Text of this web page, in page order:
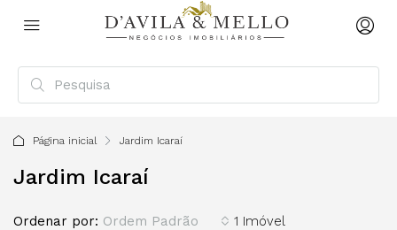
Página inicial Jardim Icaraí
Jardim Icaraí
1 Imóvel
Ordenar por: Ordem Padrão